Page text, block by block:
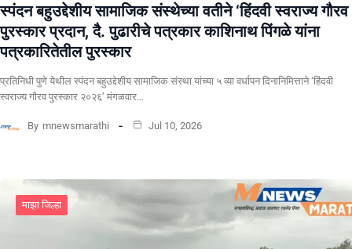
स्पंदन बहुउद्देशीय सामाजिक संस्थेच्या वतीने ‘हिंदवी स्वराज्य गौरव
पुरस्कार प्रदान, दै. पुढारीचे पत्रकार काशिनाथ पिंगळे यांना
पत्रकारितेतील पुरस्कार
प्रतिनिधी पुणे येथील स्पंदन बहुउद्देशीय सामाजिक संस्था यांच्या ५ व्या वर्धापन दिनानिमित्ताने ‘हिंदवी
स्वराज्य गौरव पुरस्कार २०२६’ मंगळवार…
By mnewsmarathi Jul 10, 2026
माझा जिल्हा